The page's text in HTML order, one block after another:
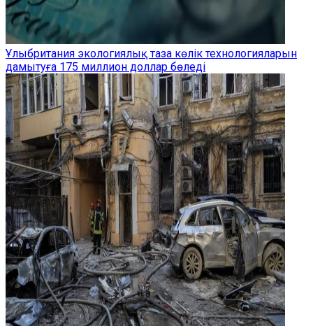
Ұлыбритания экологиялық таза көлік технологияларын
дамытуға 175 миллион доллар бөледі